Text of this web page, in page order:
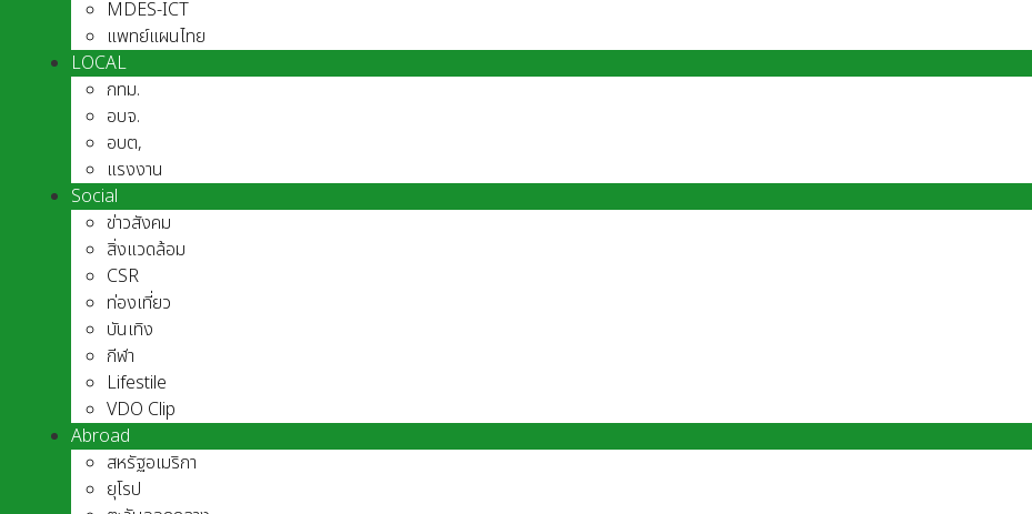
MDES-ICT
แพทย์แผนไทย
LOCAL
กทม.
อบจ.
อบต,
แรงงาน
Social
ข่าวสังคม
สิ่งแวดล้อม
CSR
ท่องเที่ยว
บันเทิง
กีฬา
Lifestile
VDO Clip
Abroad
สหรัฐอเมริกา
ยุโรป